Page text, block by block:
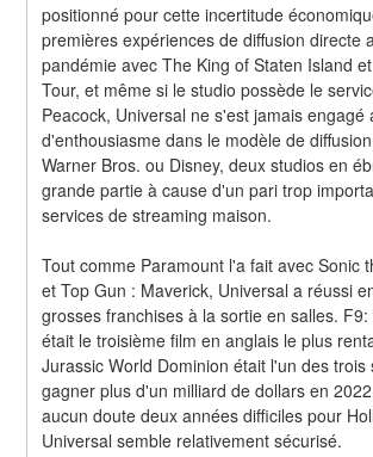
positionné pour cette incertitude
premières expériences de diffusion directe
pandémie avec The King of Staten Island
Tour, et même si le studio possède le
Peacock, Universal ne s'est jamais engagé
d'enthousiasme dans le modèle de
Warner Bros. ou Disney, deux studios en
grande partie à cause d'un pari trop
services de streaming maison.
Tout comme Paramount l'a fait avec Sonic
et Top Gun : Maverick, Universal a réussi
grosses franchises à la sortie en salles.
était le troisième film en anglais le plus
Jurassic World Dominion était l'un des trois
gagner plus d'un milliard de dollars en
aucun doute deux années difficiles pour
Universal semble relativement sécurisé.